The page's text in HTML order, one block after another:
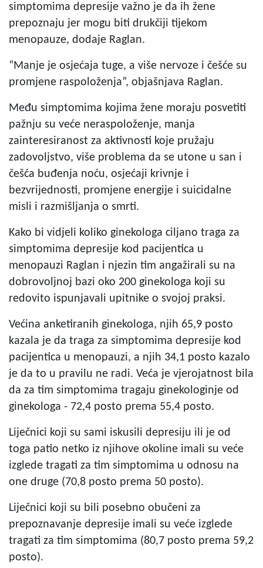
simptomima depresije važno je da ih žene
prepoznaju jer mogu biti drukčiji tijekom
menopauze, dodaje Raglan.
“Manje je osjećaja tuge, a više nervoze i češće su
promjene raspoloženja”, objašnjava Raglan.
Među simptomima kojima žene moraju posvetiti
pažnju su veće neraspoloženje, manja
zainteresiranost za aktivnosti koje pružaju
zadovoljstvo, više problema da se utone u san i
češća buđenja noću, osjećaji krivnje i
bezvrijednosti, promjene energije i suicidalne
misli i razmišljanja o smrti.
Kako bi vidjeli koliko ginekologa ciljano traga za
simptomima depresije kod pacijentica u
menopauzi Raglan i njezin tim angažirali su na
dobrovoljnoj bazi oko 200 ginekologa koji su
redovito ispunjavali upitnike o svojoj praksi.
Većina anketiranih ginekologa, njih 65,9 posto
kazala je da traga za simptomima depresije kod
pacijentica u menopauzi, a njih 34,1 posto kazalo
je da to u pravilu ne radi. Veća je vjerojatnost bila
da za tim simptomima tragaju ginekologinje od
ginekologa - 72,4 posto prema 55,4 posto.
Liječnici koji su sami iskusili depresiju ili je od
toga patio netko iz njihove okoline imali su veće
izglede tragati za tim simptomima u odnosu na
one druge (70,8 posto prema 50 posto).
Liječnici koji su bili posebno obučeni za
prepoznavanje depresije imali su veće izglede
tragati za tim simptomima (80,7 posto prema 59,2
posto).